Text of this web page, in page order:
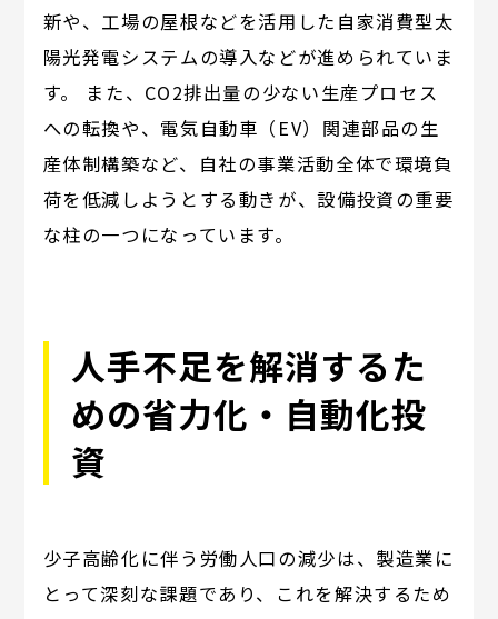
新や、工場の屋根などを活用した自家消費型太
陽光発電システムの導入などが進められていま
す。 また、CO2排出量の少ない生産プロセス
への転換や、電気自動車（EV）関連部品の生
産体制構築など、自社の事業活動全体で環境負
荷を低減しようとする動きが、設備投資の重要
な柱の一つになっています。
人手不足を解消するた
めの省力化・自動化投
資
少子高齢化に伴う労働人口の減少は、製造業に
とって深刻な課題であり、これを解決するため